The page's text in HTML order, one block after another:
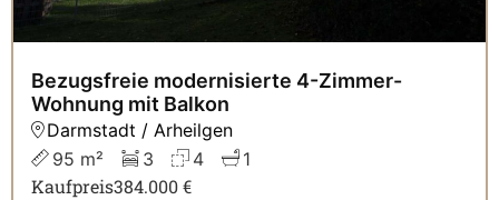
Bezugsfreie modernisierte 4-Zimmer-
Wohnung mit Balkon
Darmstadt / Arheilgen
95 m²
3 4 1
Kaufpreis384.000 €